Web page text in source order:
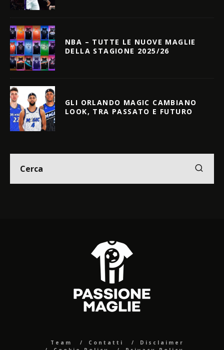
NBA – TUTTE LE NUOVE MAGLIE
DELLA STAGIONE 2025/26
GLI ORLANDO MAGIC CAMBIANO
LOOK, TRA PASSATO E FUTURO
Team Contatti
Disclaimer